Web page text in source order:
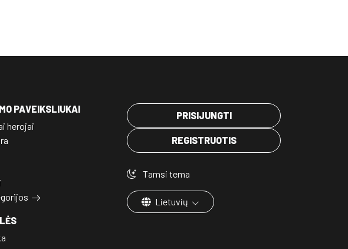
PAVEIKSLIUKAI
herojai
PRISIJUNGTI
REGISTRUOTIS
Tamsi tema
Lietuvių